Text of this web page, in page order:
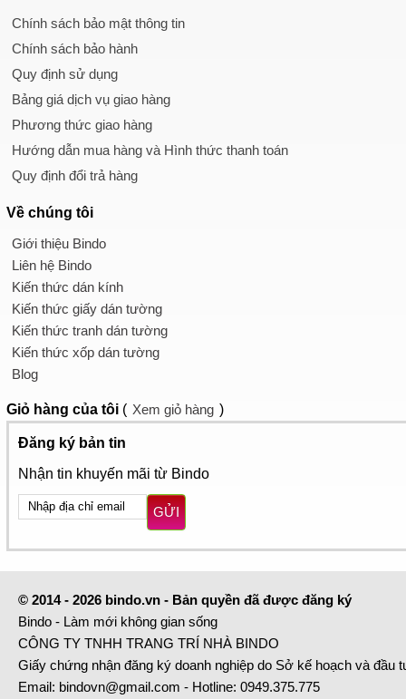
Chính sách bảo mật thông tin
Chính sách bảo hành
Quy định sử dụng
Bảng giá dịch vụ giao hàng
Phương thức giao hàng
Hướng dẫn mua hàng và Hình thức thanh toán
Quy định đổi trả hàng
Về chúng tôi
Giới thiệu Bindo
Liên hệ Bindo
Kiến thức dán kính
Kiến thức giấy dán tường
Kiến thức tranh dán tường
Kiến thức xốp dán tường
Blog
Giỏ hàng của tôi ( Xem giỏ hàng )
Đăng ký bản tin
Nhận tin khuyến mãi từ Bindo
GỬI
© 2014 - 2026 bindo.vn - Bản quyền đã được đăng ký
Bindo - Làm mới không gian sống
CÔNG TY TNHH TRANG TRÍ NHÀ BINDO
Giấy chứng nhận đăng ký doanh nghiệp do Sở kế hoạch và đầu
Email: bindovn@gmail.com - Hotline: 0949.375.775